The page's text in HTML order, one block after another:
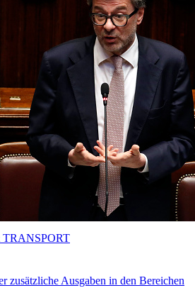
zusätzliche Ausgaben in den Bereichen